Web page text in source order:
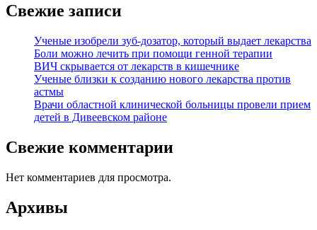
Свежие записи
Ученые изобрели зуб-дозатор, который выдает лекарства
Боли можно лечить при помощи генной терапии
ВИЧ скрывается от лекарств в кишечнике
Ученые близки к созданию нового лекарства против
астмы
Врачи областной клинической больницы провели прием
детей в Дивеевском районе
Свежие комментарии
Нет комментариев для просмотра.
Архивы